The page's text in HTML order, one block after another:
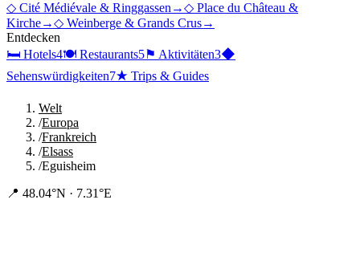
◇ Cité Médiévale & Ringgassen →◇ Place du Château &
Kirche→◇ Weinberge & Grands Crus→
Entdecken
🛏 Hotels4🍽 Restaurants5⚑ Aktivitäten3◆
Sehenswürdigkeiten7★ Trips & Guides
Welt
/Europa
/Frankreich
/Elsass
/Eguisheim
📍 48.04°N · 7.31°E